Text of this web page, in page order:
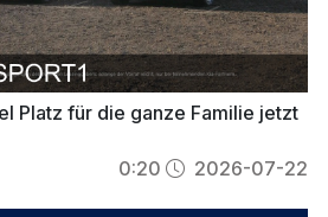
Platz für die ganze Familie jetzt
0:20 2026-07-22